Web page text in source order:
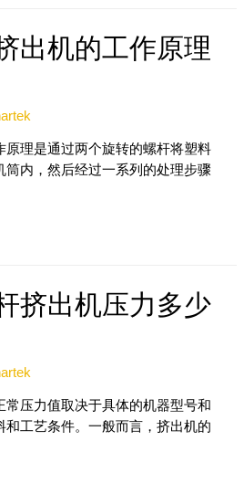
出机的工作原理
原理是通过两个旋转的螺杆将塑料
筒内，然后经过一系列的处理步骤
挤出机压力多少
常压力值取决于具体的机器型号和
和工艺条件。一般而言，挤出机的